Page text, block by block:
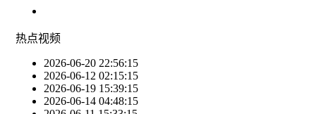
热点视频
2026-06-20 22:56:15
2026-06-12 02:15:15
2026-06-19 15:39:15
2026-06-14 04:48:15